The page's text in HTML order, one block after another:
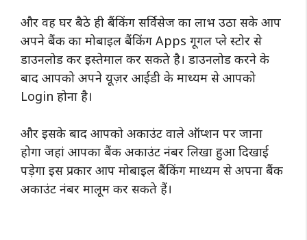
और वह घर बैठे ही बैंकिंग सर्विसेज का लाभ उठा सके आप
अपने बैंक का मोबाइल बैंकिंग Apps गूगल प्ले स्टोर से
डाउनलोड कर इस्तेमाल कर सकते है। डाउनलोड करने के
बाद आपको अपने यूज़र आईडी के माध्यम से आपको
Login होना है।
और इसके बाद आपको अकाउंट वाले ऑप्शन पर जाना
होगा जहां आपका बैंक अकाउंट नंबर लिखा हुआ दिखाई
पड़ेगा इस प्रकार आप मोबाइल बैंकिंग माध्यम से अपना बैंक
अकाउंट नंबर मालूम कर सकते हैं।